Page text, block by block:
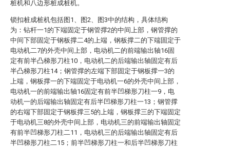
桩机和八边形桩成桩机。
锁扣桩成桩机包括图1、图2、图3中的结构，具体结构
为：钻杆一1的下端固定于钢管撑2的中间上部，钢管撑的
中间下部固定于钢板撑二4的上端，钢板撑二的下端固定于
电动机二7的外壳中间上部，电动机二的前端输出轴16固
定有前半凸梯形刀柱10，电动机二的后端输出轴固定有后
半凸梯形刀柱14；钢管撑的左端下部固定于钢板撑一3的
上端，钢板撑一的下端固定于电动机一6的外壳中间上部，
电动机一的前端输出轴16固定有前半凹梯形刀柱一9，电
动机一的后端输出轴固定有后半凹梯形刀柱一13；钢管撑
的右端下部固定于钢板撑三5的上端，钢板撑三的下端固定
于电动机三8的外壳中间上部，电动机三的前端输出轴固定
有前半凹梯形刀柱二11，电动机三的后端输出轴固定有后
半凹梯形刀柱二15；前半凹梯形刀柱一和后半凹梯形刀柱